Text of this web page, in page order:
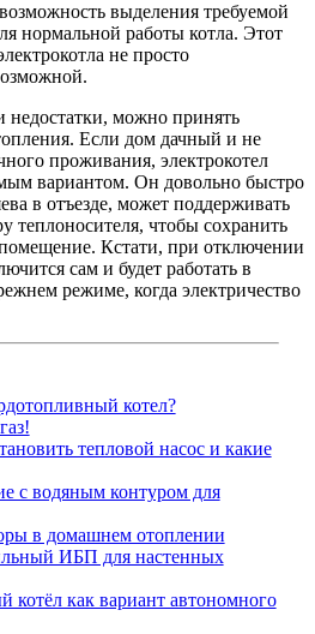
выделения требуемой
нормальной работы котла. Этот
не просто
недостатки, можно принять
Если дом дачный и не
проживания, электрокотел
вариантом. Он довольно быстро
в отъезде, может поддерживать
теплоносителя, чтобы сохранить
Кстати, при отключении
сам и будет работать в
режиме, когда электричество
котел?
тепловой насос и какие
с водяным контуром для
в домашнем отоплении
ИБП для настенных
котёл как вариант автономного